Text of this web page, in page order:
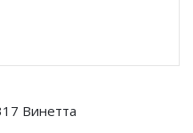
Винетта